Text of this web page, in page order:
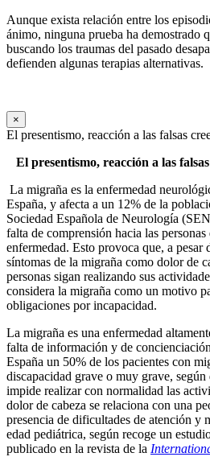
Aunque exista relación entre los
ánimo, ninguna prueba ha demostrado
buscando los traumas del pasado
defienden algunas terapias alternativas.
×
El presentismo, reacción a las falsas
El presentismo, reacción a las
La migraña es la enfermedad
España, y afecta a un 12% de la
Sociedad Española de Neurología
falta de comprensión hacia las personas
enfermedad. Esto provoca que, a pesar
síntomas de la migraña como dolor de
personas sigan realizando sus
considera la migraña como un motivo
obligaciones por incapacidad.
La migraña es una enfermedad
falta de información y de
España un 50% de los pacientes con
discapacidad grave o muy grave,
impide realizar con normalidad las
dolor de cabeza se relaciona con una
presencia de dificultades de atención y
edad pediátrica, según recoge un
publicado en la revista de la